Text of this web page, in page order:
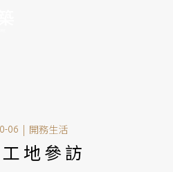
06 | 開務生活
地參訪